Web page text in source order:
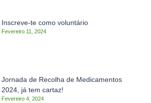
Inscreve-te como voluntário
Fevereiro 11, 2024
Jornada de Recolha de Medicamentos
2024, já tem cartaz!
Fevereiro 4, 2024